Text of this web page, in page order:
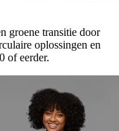
groene transitie door
oplossingen en
of eerder.